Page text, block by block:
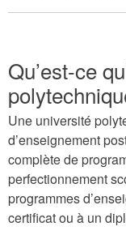
Qu’est-ce
Une université
d’enseignement
complète de
perfectionnement
programmes
certificat ou à un